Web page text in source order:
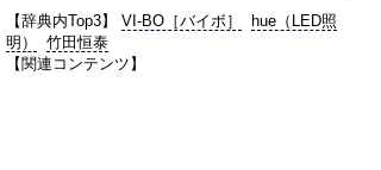
【辞典内Top3】 VI-BO［バイボ］
hue（LED照
明）
竹田恒泰
【関連コンテンツ】